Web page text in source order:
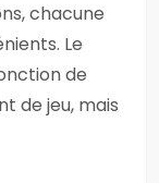
chacune
Le
de
de jeu, mais